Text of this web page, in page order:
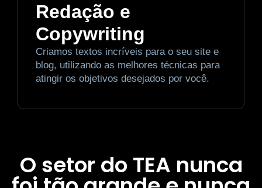
Redação e
Copywriting
Criamos textos incríveis para o seu site e
blog, utilizando as melhores técnicas para
atingir os objetivos desejados por você.
O setor do TEA nunca